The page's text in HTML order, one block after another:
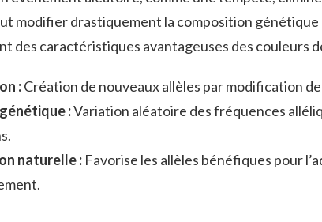
modifier drastiquement la composition génétique
des caractéristiques avantageuses des couleurs
:Création de nouveaux allèles par modification de
:Variation aléatoire des fréquences
naturelle :Favorise les allèles bénéfiques pour